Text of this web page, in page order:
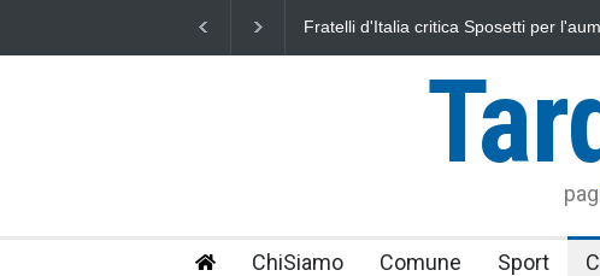
L'Università della Tuscia e
ChiSiamo Comune Sport